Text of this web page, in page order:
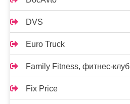
DVS
Euro Truck
Family Fitness, фитнес-клуб
Fix Price